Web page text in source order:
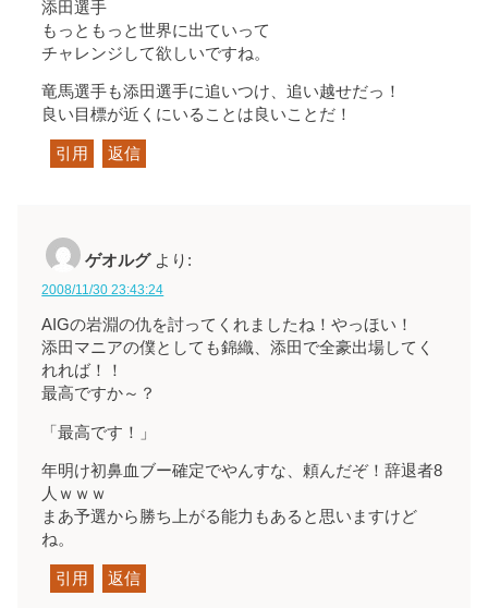
添田選手
もっともっと世界に出ていって
チャレンジして欲しいですね。
竜馬選手も添田選手に追いつけ、追い越せだっ！
良い目標が近くにいることは良いことだ！
引用 返信
ゲオルグ より:
2008/11/30 23:43:24
AIGの岩淵の仇を討ってくれましたね！やっほい！
添田マニアの僕としても錦織、添田で全豪出場してく
れれば！！
最高ですか～？
「最高です！」
年明け初鼻血ブー確定でやんすな、頼んだぞ！辞退者8
人ｗｗｗ
まあ予選から勝ち上がる能力もあると思いますけど
ね。
引用 返信